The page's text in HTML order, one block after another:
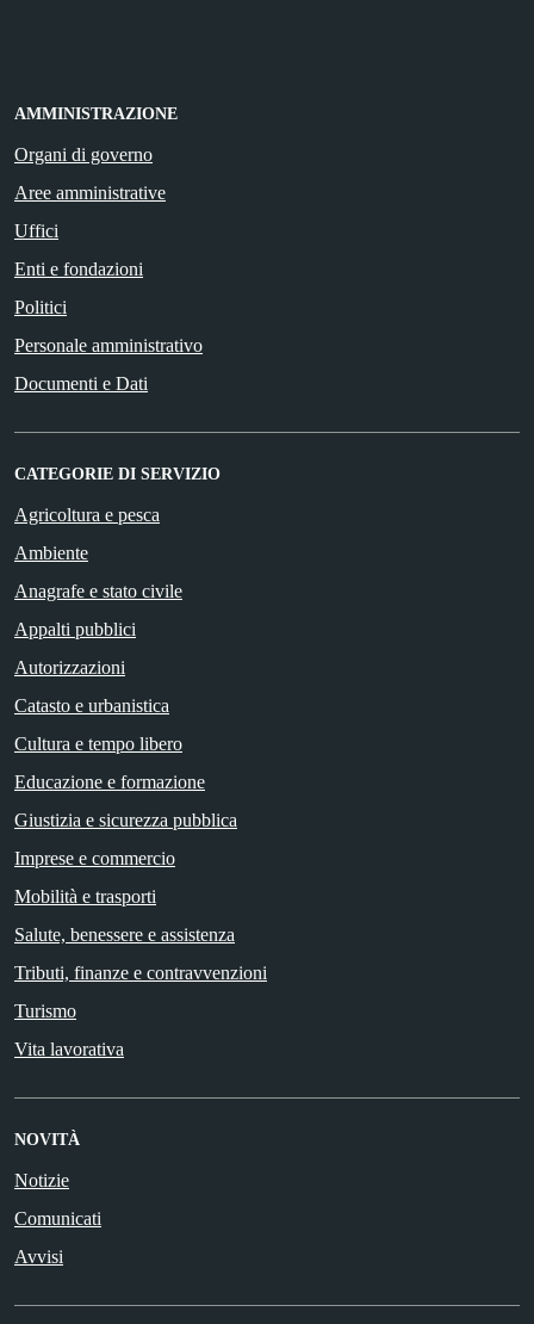
AMMINISTRAZIONE
Organi di governo
Aree amministrative
Uffici
Enti e fondazioni
Politici
Personale amministrativo
Documenti e Dati
CATEGORIE DI SERVIZIO
Agricoltura e pesca
Ambiente
Anagrafe e stato civile
Appalti pubblici
Autorizzazioni
Catasto e urbanistica
Cultura e tempo libero
Educazione e formazione
Giustizia e sicurezza pubblica
Imprese e commercio
Mobilità e trasporti
Salute, benessere e assistenza
Tributi, finanze e contravvenzioni
Turismo
Vita lavorativa
NOVITÀ
Notizie
Comunicati
Avvisi